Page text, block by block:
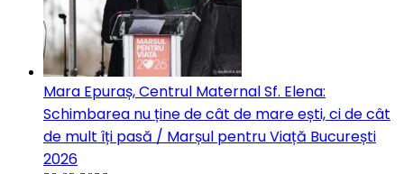
Mara Epuraș, Centrul Maternal Sf. Elena:
Schimbarea nu ține de cât de mare ești, ci de cât
de mult îți pasă / Marșul pentru Viață București
2026